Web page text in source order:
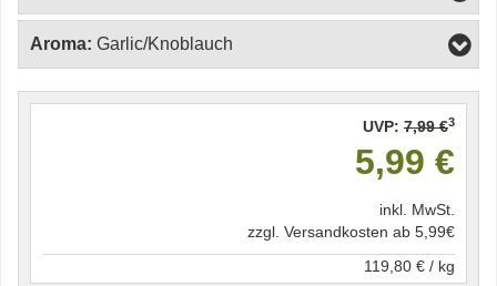
Aroma: Garlic/Knoblauch
UVP: 7,99 €3
5,99 €
inkl. MwSt.
zzgl. Versandkosten ab 5,99€
119,80 € / kg